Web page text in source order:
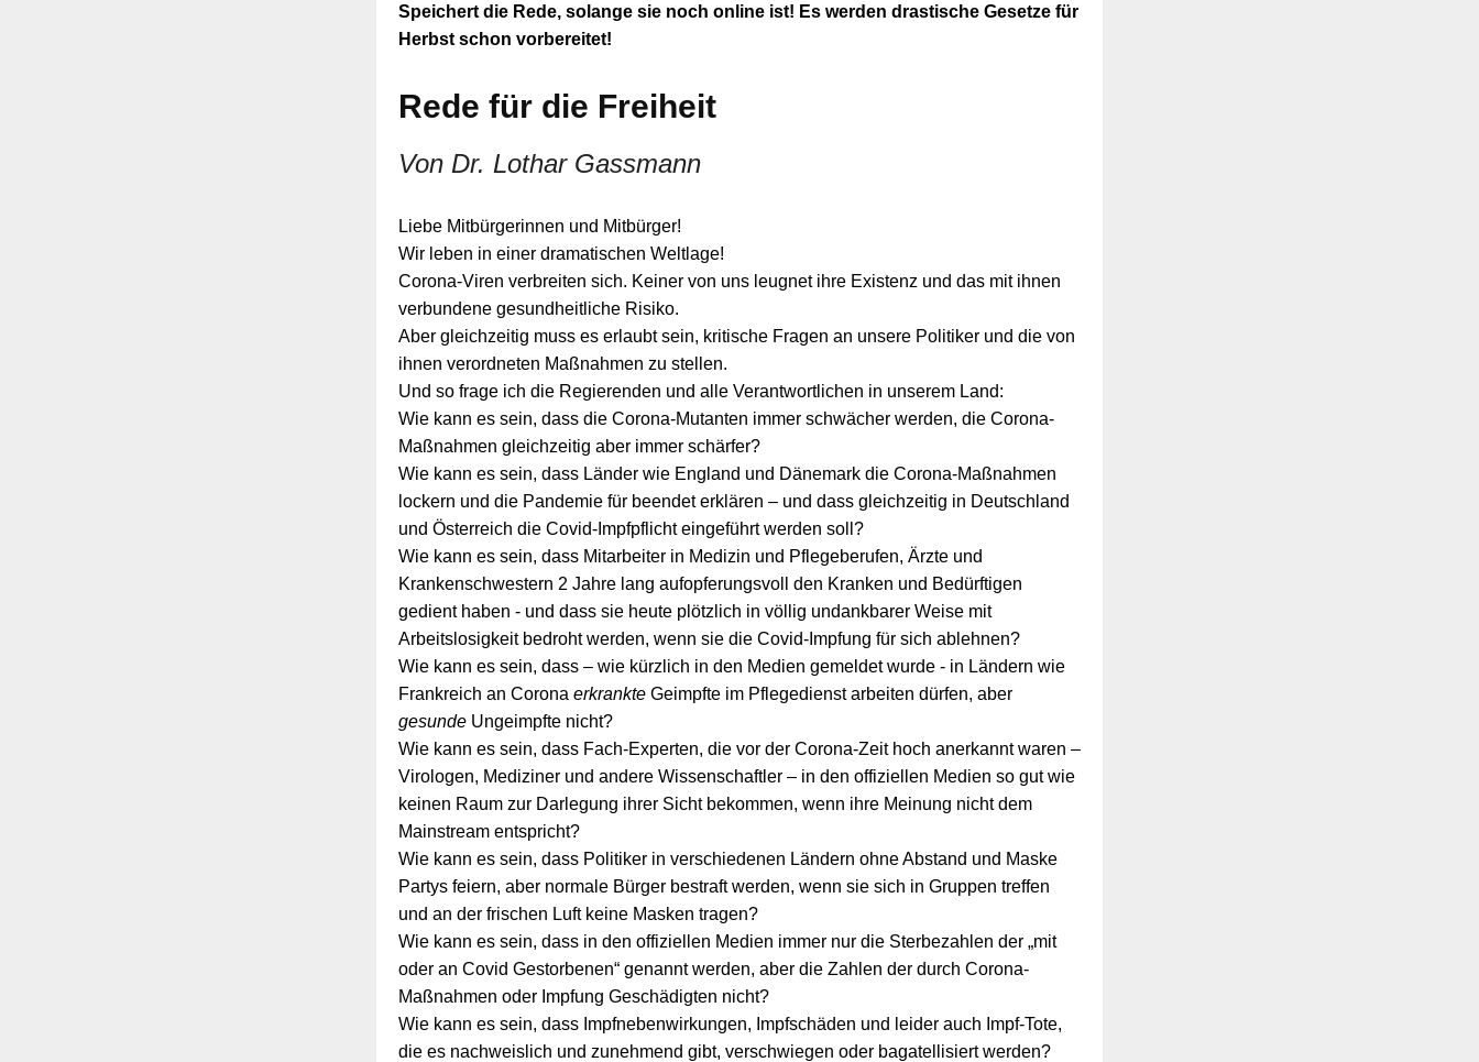
Speichert die Rede, solange sie noch online ist! Es werden drastische Gesetze für
Herbst schon vorbereitet!
Rede für die Freiheit
Von Dr. Lothar Gassmann
Liebe Mitbürgerinnen und Mitbürger!
Wir leben in einer dramatischen Weltlage!
Corona-Viren verbreiten sich. Keiner von uns leugnet ihre Existenz und das mit ihnen
verbundene gesundheitliche Risiko.
Aber gleichzeitig muss es erlaubt sein, kritische Fragen an unsere Politiker und die von
ihnen verordneten Maßnahmen zu stellen.
Und so frage ich die Regierenden und alle Verantwortlichen in unserem Land:
Wie kann es sein, dass die Corona-Mutanten immer schwächer werden, die Corona-
Maßnahmen gleichzeitig aber immer schärfer?
Wie kann es sein, dass Länder wie England und Dänemark die Corona-Maßnahmen
lockern und die Pandemie für beendet erklären – und dass gleichzeitig in Deutschland
und Österreich die Covid-Impfpflicht eingeführt werden soll?
Wie kann es sein, dass Mitarbeiter in Medizin und Pflegeberufen, Ärzte und
Krankenschwestern 2 Jahre lang aufopferungsvoll den Kranken und Bedürftigen
gedient haben - und dass sie heute plötzlich in völlig undankbarer Weise mit
Arbeitslosigkeit bedroht werden, wenn sie die Covid-Impfung für sich ablehnen?
Wie kann es sein, dass – wie kürzlich in den Medien gemeldet wurde - in Ländern wie
Frankreich an Corona erkrankte Geimpfte im Pflegedienst arbeiten dürfen, aber
gesunde Ungeimpfte nicht?
Wie kann es sein, dass Fach-Experten, die vor der Corona-Zeit hoch anerkannt waren –
Virologen, Mediziner und andere Wissenschaftler – in den offiziellen Medien so gut wie
keinen Raum zur Darlegung ihrer Sicht bekommen, wenn ihre Meinung nicht dem
Mainstream entspricht?
Wie kann es sein, dass Politiker in verschiedenen Ländern ohne Abstand und Maske
Partys feiern, aber normale Bürger bestraft werden, wenn sie sich in Gruppen treffen
und an der frischen Luft keine Masken tragen?
Wie kann es sein, dass in den offiziellen Medien immer nur die Sterbezahlen der „mit
oder an Covid Gestorbenen“ genannt werden, aber die Zahlen der durch Corona-
Maßnahmen oder Impfung Geschädigten nicht?
Wie kann es sein, dass Impfnebenwirkungen, Impfschäden und leider auch Impf-Tote,
die es nachweislich und zunehmend gibt, verschwiegen oder bagatellisiert werden?